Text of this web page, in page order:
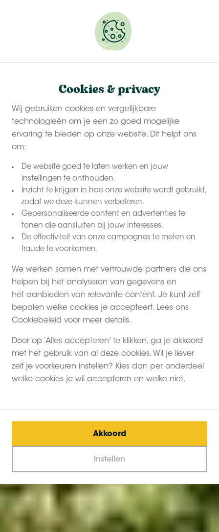
Cookies & privacy
Wij gebruiken cookies en vergelijkbare
technologieën om je een zo goed mogelijke
ervaring te bieden op onze website. Dit helpt ons
om:
De website goed te laten werken en jouw
instellingen te onthouden.
Inzicht te krijgen in hoe onze website wordt gebruikt,
zodat we deze kunnen verbeteren.
Gepersonaliseerde content en advertenties te
tonen die aansluiten bij jouw interesses.
De effectiviteit van onze campagnes te meten en
fraude te voorkomen.
We werken samen met vertrouwde partners die ons
helpen bij het analyseren van gegevens en
het aanbieden van relevante content. Je kunt zelf
bepalen welke cookies je accepteert. Lees ons
Cookiebeleid voor meer details.
Door op ‘Alles accepteren’ te klikken, ga je akkoord
met het gebruik van al deze cookies. Wil je liever
zelf je voorkeuren instellen? Kies dan per onderdeel
welke cookies je wil accepteren en welke niet.
Akkoord
Instellen
Reserveer snel jouw plekje.